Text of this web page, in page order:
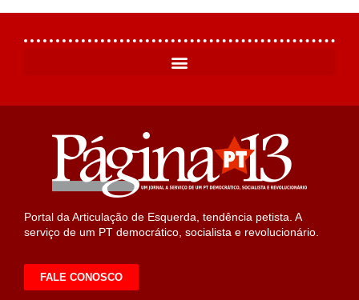
Portal da Articulação de Esquerda, tendência petista. A
serviço de um PT democrático, socialista e revolucionário.
FALE CONOSCO